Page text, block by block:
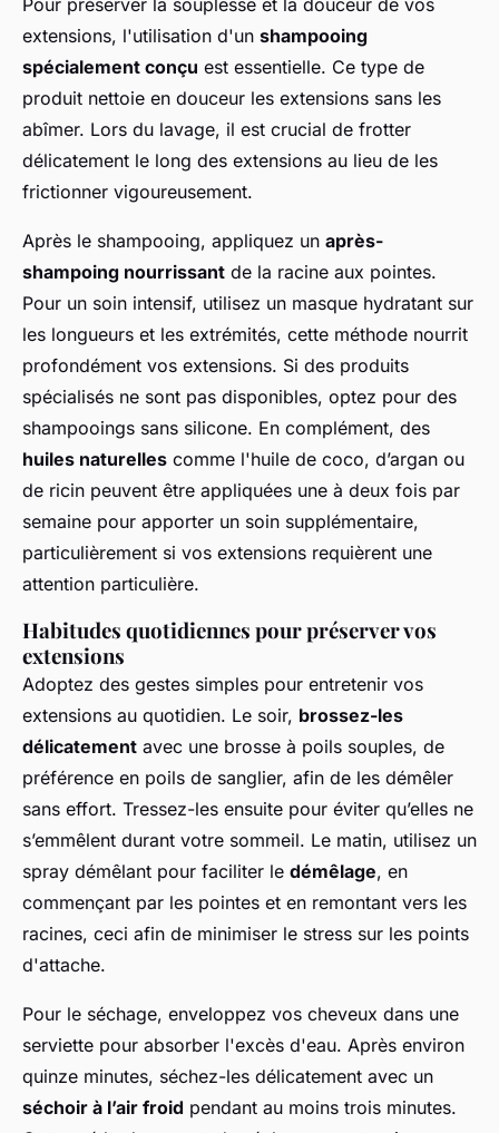
extensions, l'utilisation d'un shampooing
spécialement conçu est essentielle. Ce type de
produit nettoie en douceur les extensions sans les
abîmer. Lors du lavage, il est crucial de frotter
délicatement le long des extensions au lieu de les
frictionner vigoureusement.
Après le shampooing, appliquez un après-
shampoing nourrissant de la racine aux pointes.
Pour un soin intensif, utilisez un masque hydratant sur
les longueurs et les extrémités, cette méthode nourrit
profondément vos extensions. Si des produits
spécialisés ne sont pas disponibles, optez pour des
shampooings sans silicone. En complément, des
huiles naturelles comme l'huile de coco, d’argan ou
de ricin peuvent être appliquées une à deux fois par
semaine pour apporter un soin supplémentaire,
particulièrement si vos extensions requièrent une
attention particulière.
Habitudes quotidiennes pour préserver vos
extensions
Adoptez des gestes simples pour entretenir vos
extensions au quotidien. Le soir, brossez-les
délicatement avec une brosse à poils souples, de
préférence en poils de sanglier, afin de les démêler
sans effort. Tressez-les ensuite pour éviter qu’elles ne
s’emmêlent durant votre sommeil. Le matin, utilisez un
spray démêlant pour faciliter le démêlage, en
commençant par les pointes et en remontant vers les
racines, ceci afin de minimiser le stress sur les points
d'attache.
Pour le séchage, enveloppez vos cheveux dans une
serviette pour absorber l'excès d'eau. Après environ
quinze minutes, séchez-les délicatement avec un
séchoir à l’air froid pendant au moins trois minutes.